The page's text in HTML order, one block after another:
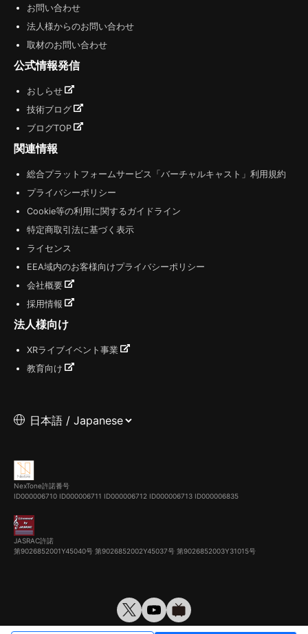
お問い合わせ
法人様からのお問い合わせ
取材のお問い合わせ
公式情報発信
おしらせ
技術ブログ
ブログTOP
関連情報
総合プラットフォームサービス「バーチャルキャスト」利用規約
プライバシーポリシー
Cookie等の利用に関するガイドライン
特定商取引法に基づく表示
ライセンス
EEA域内のお客様向けプライバシーポリシー
会社概要
採用情報
法人様向け
XRライブイベント事業
教育向け
NexTone許諾番号
ID000006710 ID000006711 ID000006712 ID000006713 ID000006835
JASRAC許諾
第9026852001Y45040号 第9026852002Y45037号 第9026852003Y31015号